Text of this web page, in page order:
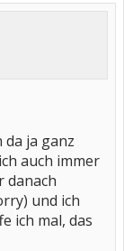
da ja ganz
auch immer
danach
und ich
ich mal, das